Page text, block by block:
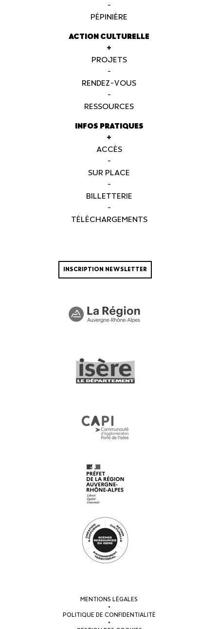
-
PÉPINIÈRE
ACTION CULTURELLE
+
PROJETS
-
RENDEZ-VOUS
-
RESSOURCES
INFOS PRATIQUES
+
ACCÈS
-
SUR PLACE
-
BILLETTERIE
-
TÉLÉCHARGEMENTS
INSCRIPTION NEWSLETTER
MENTIONS LÉGALES
•
POLITIQUE DE CONFIDENTIALITÉ
•